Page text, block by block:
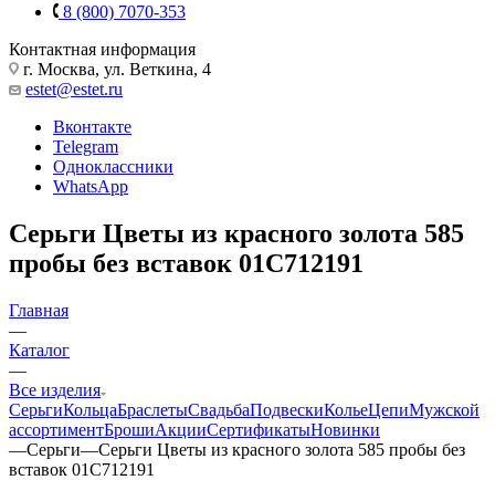
8 (800) 7070-353
Контактная информация
г. Москва, ул. Веткина, 4
estet@estet.ru
Вконтакте
Telegram
Одноклассники
WhatsApp
Серьги Цветы из красного золота 585
пробы без вставок 01С712191
Главная
—
Каталог
—
Все изделия
СерьгиКольцаБраслетыСвадьбаПодвескиКольеЦепиМужской
ассортиментБрошиАкцииСертификатыНовинки
—Серьги—Серьги Цветы из красного золота 585 пробы без
вставок 01С712191